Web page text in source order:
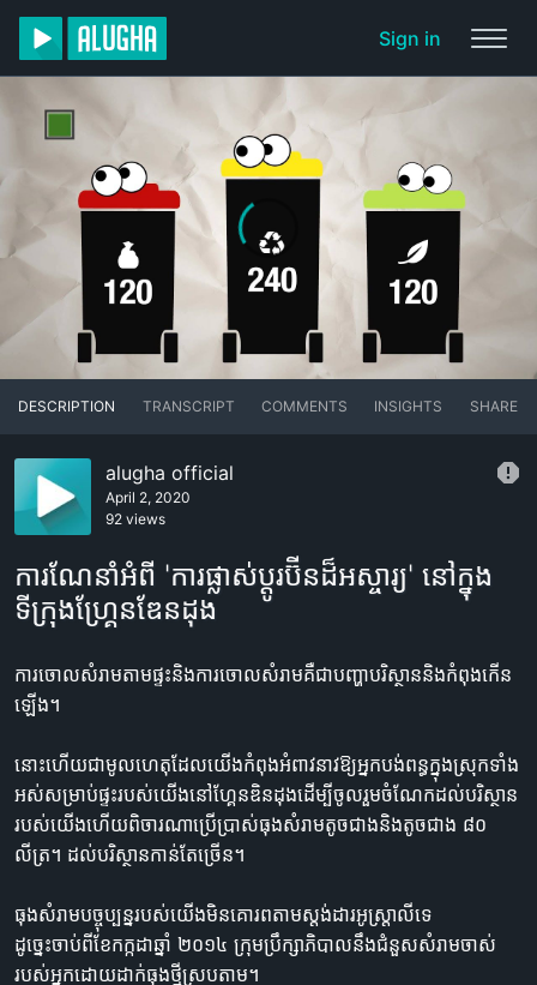
Sign in
DESCRIPTION TRANSCRIPT COMMENTS INSIGHTS SHARE
alugha official
April 2, 2020
92 views
ការណែនាំអំពី 'ការផ្លាស់ប្តូរប៊ីនដ៏អស្ចារ្យ' នៅក្នុង
ទីក្រុងហ្គ្រែនឌែនដុង
ការចោលសំរាមតាមផ្ទះនិងការចោលសំរាមគឺជាបញ្ហាបរិស្ថាននិងកំពុងកើន
ឡើង។
នោះហើយជាមូលហេតុដែលយើងកំពុងអំពាវនាវឱ្យអ្នកបង់ពន្ធក្នុងស្រុកទាំង
អស់សម្រាប់ផ្ទះរបស់យើងនៅហ្គែនឌិនដុងដើម្បីចូលរួមចំណែកដល់បរិស្ថាន
របស់យើងហើយពិចារណាប្រើប្រាស់ធុងសំរាមតូចជាងនិងតូចជាង ៨០
លីត្រ។ ដល់បរិស្ថានកាន់តែច្រើន។
ធុងសំរាមបច្ចុប្បន្នរបស់យើងមិនគោរពតាមស្តង់ដារអូស្ត្រាលីទេ
ដូច្នេះចាប់ពីខែកក្កដាឆ្នាំ ២០១៤ ក្រុមប្រឹក្សាភិបាលនឹងជំនួសសំរាមចាស់
របស់អ្នកដោយដាក់ធុងថ្មីស្របតាម។